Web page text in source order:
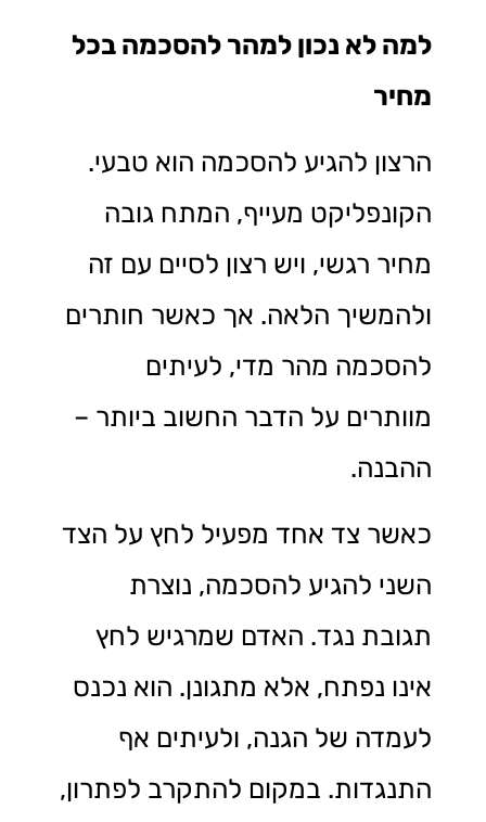
למה לא נכון למהר להסכמה בכל
מחיר
הרצון להגיע להסכמה הוא טבעי.
הקונפליקט מעייף, המתח גובה
מחיר רגשי, ויש רצון לסיים עם זה
ולהמשיך הלאה. אך כאשר חותרים
להסכמה מהר מדי, לעיתים
מוותרים על הדבר החשוב ביותר –
ההבנה.
כאשר צד אחד מפעיל לחץ על הצד
השני להגיע להסכמה, נוצרת
תגובת נגד. האדם שמרגיש לחץ
אינו נפתח, אלא מתגונן. הוא נכנס
לעמדה של הגנה, ולעיתים אף
התנגדות. במקום להתקרב לפתרון,